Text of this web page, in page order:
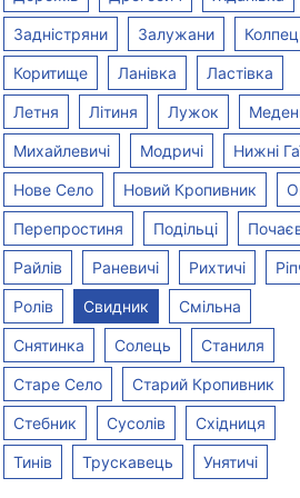
400 грн/міс
до 300 Мбіт/c
Оптика
необмежений
Вартість
Швидкість
Тип
Трафік
Задністряни Залужани
Коритище Ланівка Ластівка
Летня Літиня Лужок
Михайлевичі Модричі Нижні
Нове Село Новий Кропивник
Перепростиня Подільці
Райлів Раневичі Рихтичі
Ролів Свидник Смільна
Снятинка Солець Станиля
Старе Село Старий Кропивник
Стебник Сусолів Східниця
Тинів Трускавець Унятичі